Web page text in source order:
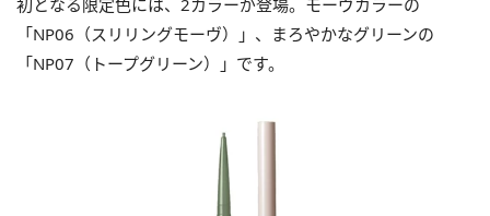
初となる限定色には、2カラーが登場。モーヴカラーの
「NP06（スリリングモーヴ）」、まろやかなグリーンの
「NP07（トープグリーン）」です。